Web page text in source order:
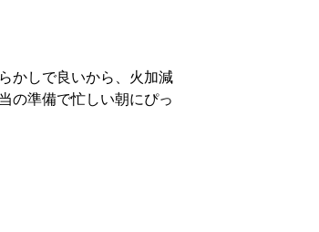
かしで良いから、火加減
の準備で忙しい朝にぴっ